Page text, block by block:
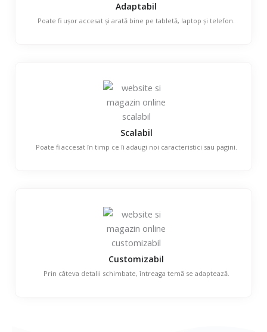
Adaptabil
Poate fi ușor accesat și arată bine pe tabletă, laptop și telefon.
Scalabil
Poate fi accesat în timp ce îi adaugi noi caracteristici sau pagini.
Customizabil
Prin câteva detalii schimbate, întreaga temă se adaptează.